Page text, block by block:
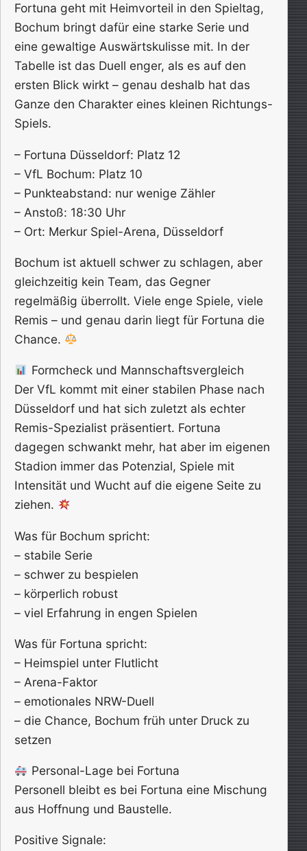
Fortuna geht mit Heimvorteil in den Spieltag,
Bochum bringt dafür eine starke Serie und
eine gewaltige Auswärtskulisse mit. In der
Tabelle ist das Duell enger, als es auf den
ersten Blick wirkt – genau deshalb hat das
Ganze den Charakter eines kleinen Richtungs-
Spiels.
– Fortuna Düsseldorf: Platz 12
– VfL Bochum: Platz 10
– Punkteabstand: nur wenige Zähler
– Anstoß: 18:30 Uhr
– Ort: Merkur Spiel-Arena, Düsseldorf
Bochum ist aktuell schwer zu schlagen, aber
gleichzeitig kein Team, das Gegner
regelmäßig überrollt. Viele enge Spiele, viele
Remis – und genau darin liegt für Fortuna die
Chance.
Formcheck und Mannschaftsvergleich
Der VfL kommt mit einer stabilen Phase nach
Düsseldorf und hat sich zuletzt als echter
Remis-Spezialist präsentiert. Fortuna
dagegen schwankt mehr, hat aber im eigenen
Stadion immer das Potenzial, Spiele mit
Intensität und Wucht auf die eigene Seite zu
ziehen.
Was für Bochum spricht:
– stabile Serie
– schwer zu bespielen
– körperlich robust
– viel Erfahrung in engen Spielen
Was für Fortuna spricht:
– Heimspiel unter Flutlicht
– Arena-Faktor
– emotionales NRW-Duell
– die Chance, Bochum früh unter Druck zu
setzen
Personal-Lage bei Fortuna
Personell bleibt es bei Fortuna eine Mischung
aus Hoffnung und Baustelle.
Positive Signale: